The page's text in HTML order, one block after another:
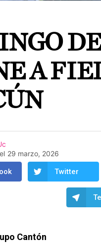
A
29 marzo, 2026
Twitter
Cantón